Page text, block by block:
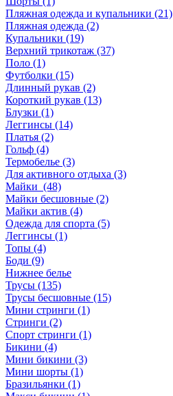
Пляжная одежда и купальники (21)
Пляжная одежда (2)
Купальники (19)
Верхний трикотаж (37)
Поло (1)
Футболки (15)
Длинный рукав (2)
Короткий рукав (13)
Блузки (1)
Леггинсы (14)
Платья (2)
Гольф (4)
Термобелье (3)
Для активного отдыха (3)
Майки (48)
Майки бесшовные (2)
Майки актив (4)
Одежда для спорта (5)
Леггинсы (1)
Топы (4)
Боди (9)
Нижнее белье
Трусы (135)
Трусы бесшовные (15)
Мини стринги (1)
Стринги (2)
Спорт стринги (1)
Бикини (4)
Мини бикини (3)
Мини шорты (1)
Бразильянки (1)